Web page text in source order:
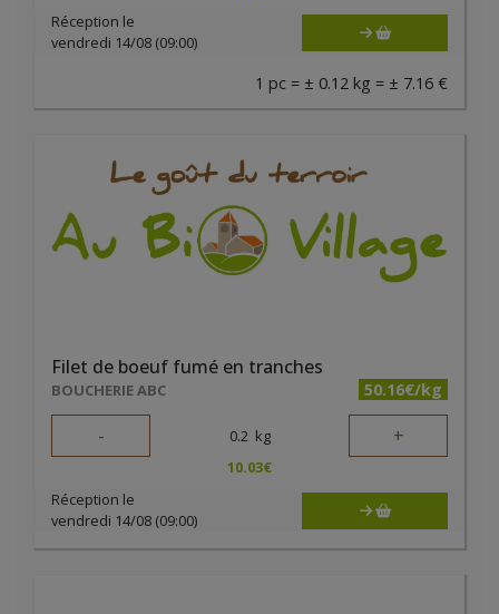
Réception le
vendredi 14/08 (09:00)
1 pc = ± 0.12 kg = ± 7.16 €
Filet de boeuf fumé en tranches
BOUCHERIE ABC 50.16€/kg
- 0.2 kg +
10.03€
Réception le
vendredi 14/08 (09:00)